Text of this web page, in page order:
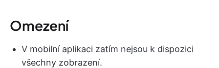
Omezení
V mobilní aplikaci zatím nejsou k dispozici
všechny zobrazení.